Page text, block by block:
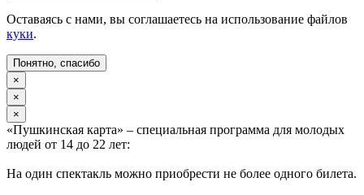
Оставаясь с нами, вы соглашаетесь на использование файлов
куки.
Понятно, спасибо
×
×
×
«Пушкинская карта» – специальная программа для молодых
людей от 14 до 22 лет:
На один спектакль можно приобрести не более одного билета.